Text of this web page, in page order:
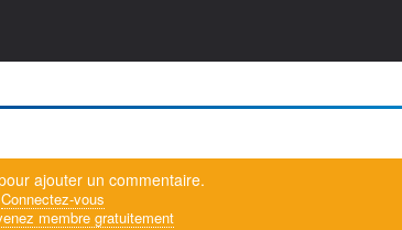
ajouter un commentaire.
Connectez-vous
membre gratuitement